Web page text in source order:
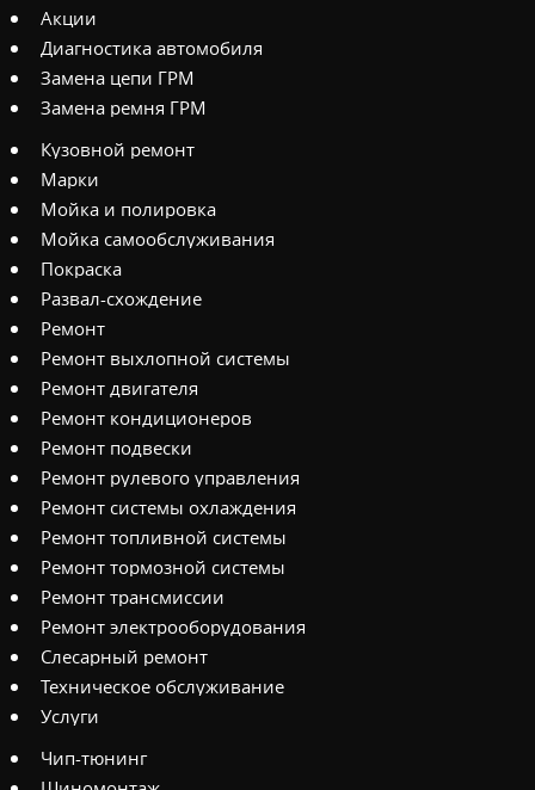
Акции
Диагностика автомобиля
Замена цепи ГРМ
Замена ремня ГРМ
Кузовной ремонт
Марки
Мойка и полировка
Мойка самообслуживания
Покраска
Развал-схождение
Ремонт
Ремонт выхлопной системы
Ремонт двигателя
Ремонт кондиционеров
Ремонт подвески
Ремонт рулевого управления
Ремонт системы охлаждения
Ремонт топливной системы
Ремонт тормозной системы
Ремонт трансмиссии
Ремонт электрооборудования
Слесарный ремонт
Техническое обслуживание
Услуги
Чип-тюнинг